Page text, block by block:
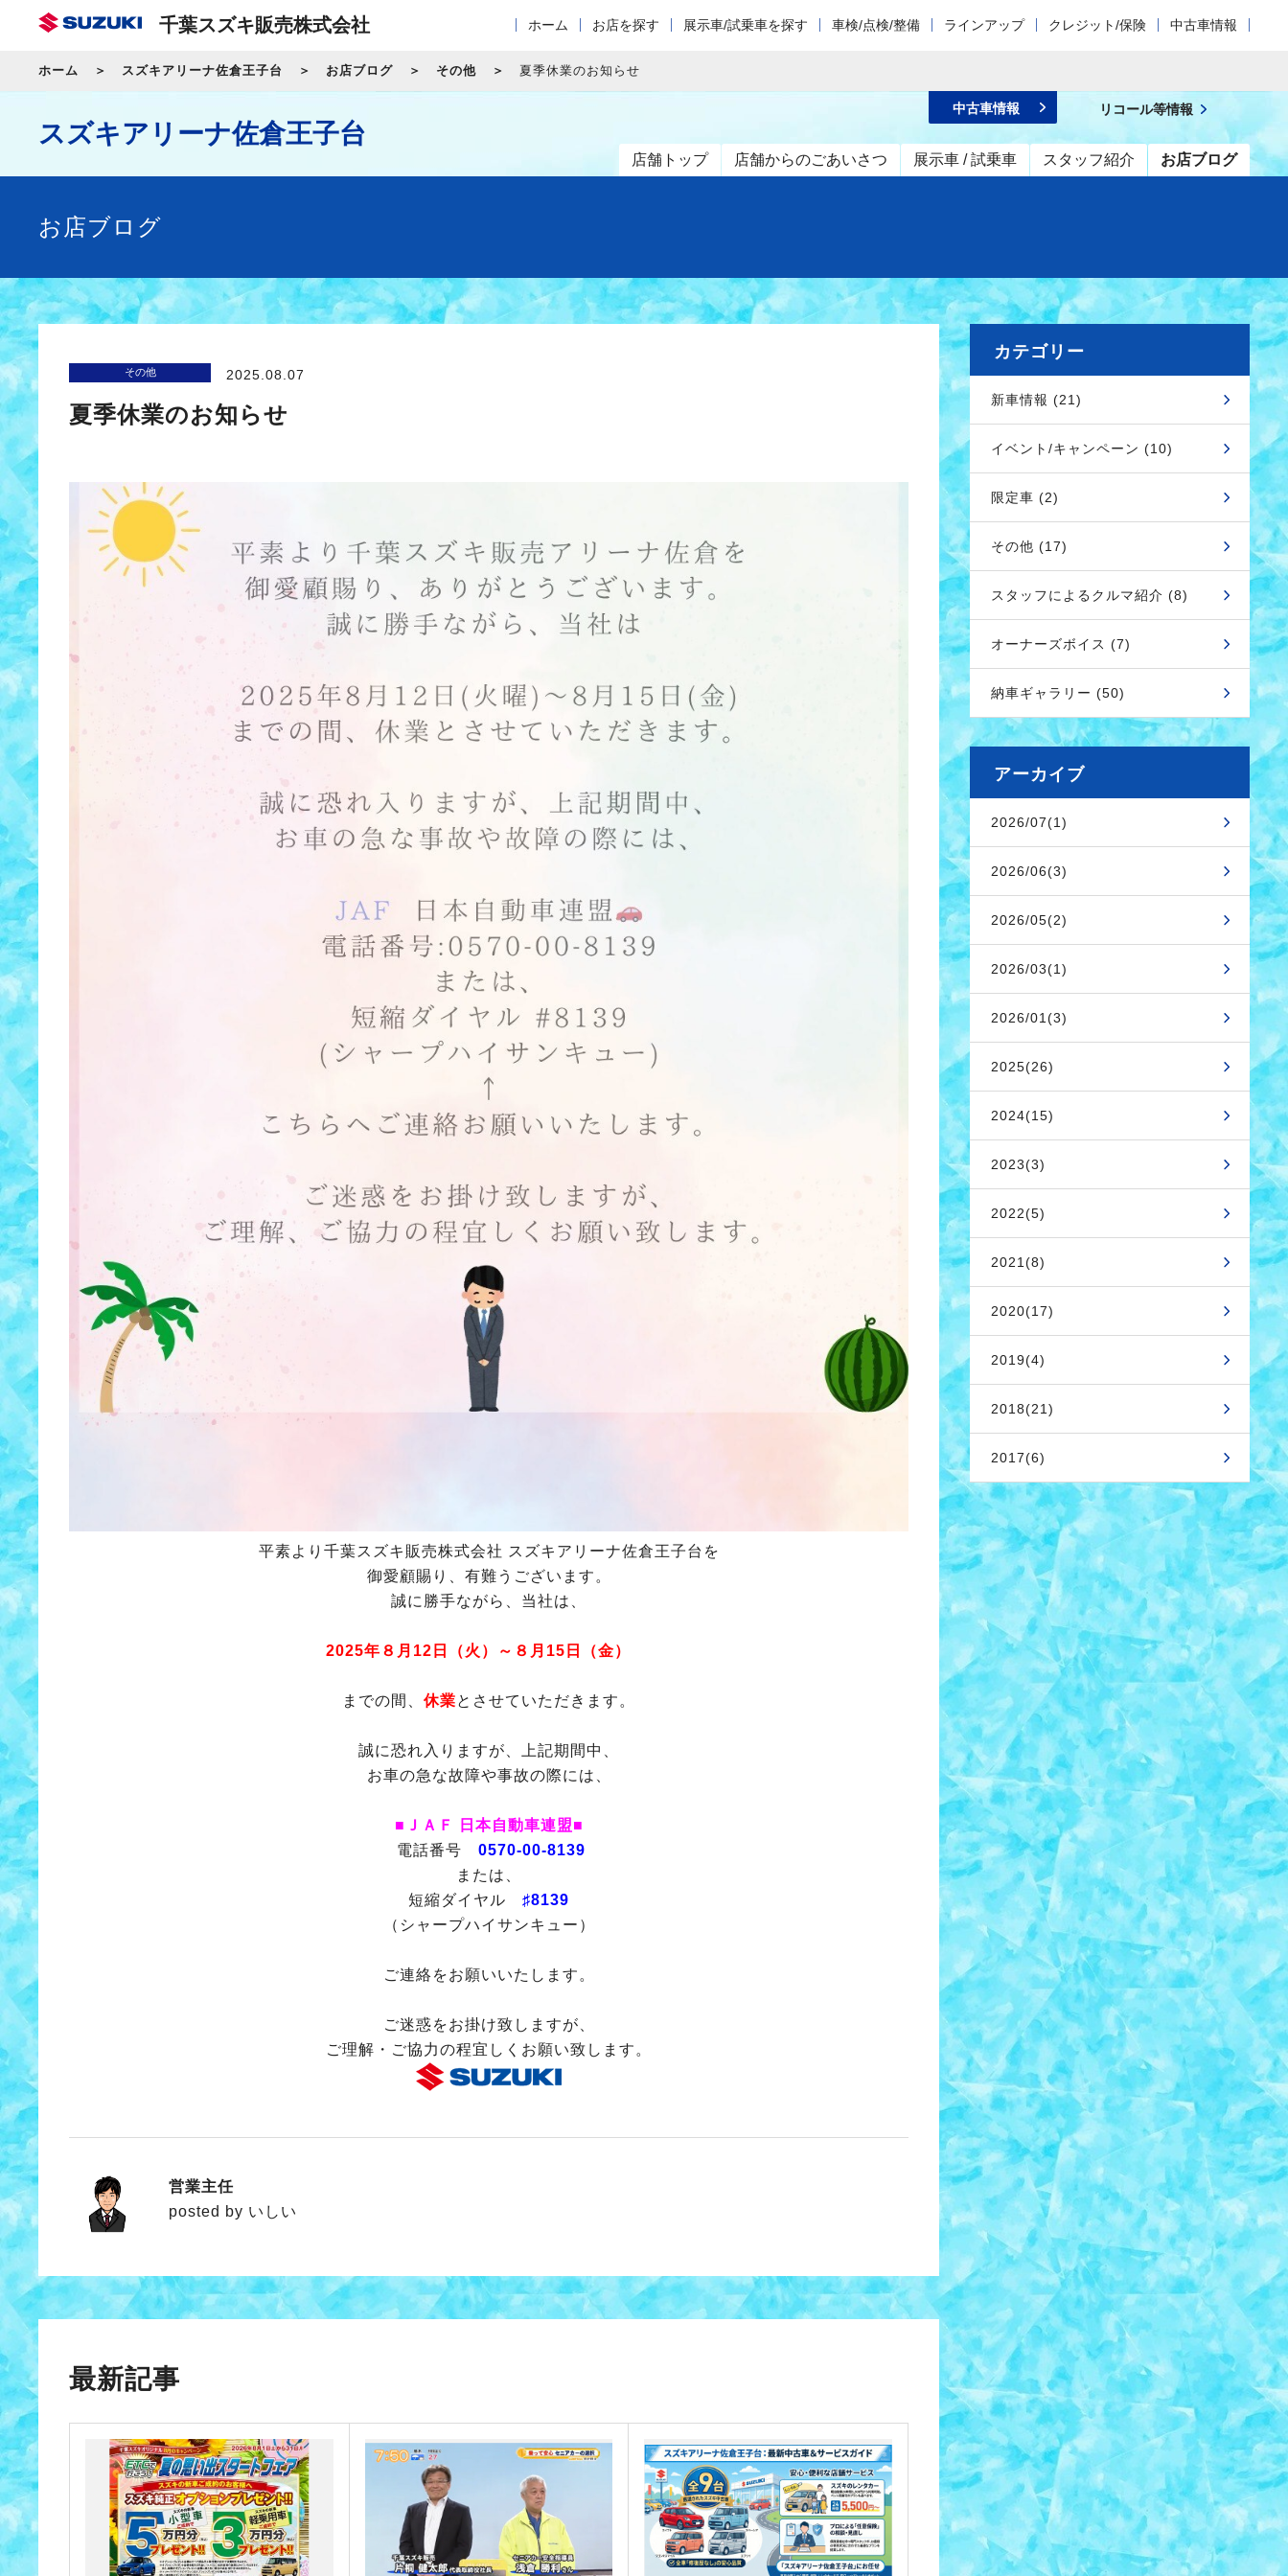
千葉スズキ販売株式会社 ホーム お店を探す 展示車/試乗車を探す 車検/点検/整備 ラインアップ クレジット/保険 中古車情報
ホーム スズキアリーナ佐倉王子台 お店ブログ その他 夏季休業のお知らせ
スズキアリーナ佐倉王子台
店舗トップ 店舗からのごあいさつ 展示車 / 試乗車 スタッフ紹介 お店ブログ
中古車情報 リコール等情報
お店ブログ
その他 2025.08.07
夏季休業のお知らせ
平素より千葉スズキ販売株式会社 スズキアリーナ佐倉王子台を
御愛顧賜り、有難うございます。
誠に勝手ながら、当社は、
2025年８月12日（火）～８月15日（金）
までの間、 休業とさせていただきます。
誠に恐れ入りますが、上記期間中、
お車の急な故障や事故の際には、
■ＪＡＦ 日本自動車連盟■
電話番号 0570-00-8139
または、
短縮ダイヤル ♯8139
（シャープハイサンキュー）
ご連絡をお願いいたします。
ご迷惑をお掛け致しますが、
ご理解・ご協力の程宜しくお願い致します。
いしい
営業主任
posted by いしい
最新記事
カテゴリー
新車情報 (21)
イベント/キャンペーン (10)
限定車 (2)
その他 (17)
スタッフによるクルマ紹介 (8)
オーナーズボイス (7)
納車ギャラリー (50)
アーカイブ
2026/07(1)
2026/06(3)
2026/05(2)
2026/03(1)
2026/01(3)
2025(26)
2024(15)
2023(3)
2022(5)
2021(8)
2020(17)
2019(4)
2018(21)
2017(6)